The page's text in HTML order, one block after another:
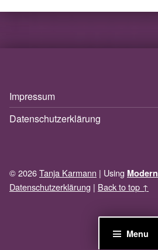
Menu
Impressum
Datenschutzerklärung
© 2026Tanja Karmann | Using Modern
Datenschutzerklärung | Back to top ↑